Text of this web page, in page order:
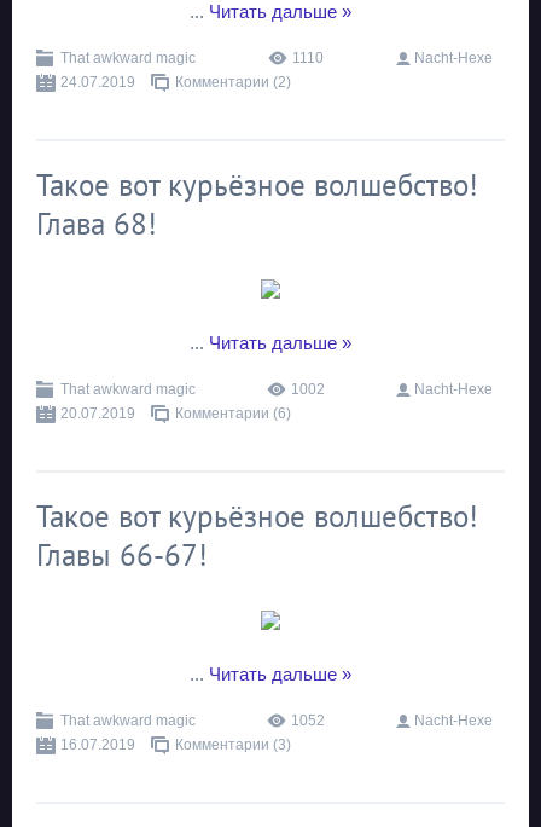
... Читать дальше »
That awkward magic 1110
Nacht-Hexe
24.07.2019
Комментарии (2)
Такое вот курьёзное волшебство!
Глава 68!
... Читать дальше »
That awkward magic 1002
Nacht-Hexe
20.07.2019
Комментарии (6)
Такое вот курьёзное волшебство!
Главы 66-67!
... Читать дальше »
That awkward magic 1052
Nacht-Hexe
16.07.2019
Комментарии (3)